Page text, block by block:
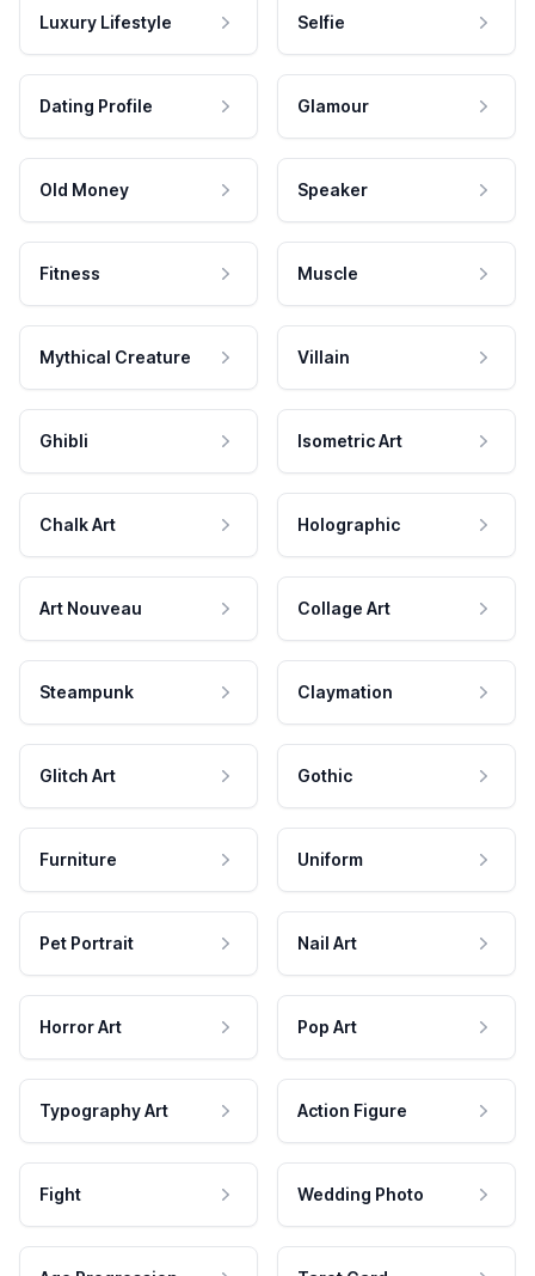
Luxury Lifestyle Selfie
Dating Profile Glamour
Old Money Speaker
Fitness Muscle
Mythical Creature Villain
Ghibli Isometric Art
Chalk Art Holographic
Art Nouveau Collage Art
Steampunk Claymation
Glitch Art Gothic
Furniture Uniform
Pet Portrait Nail Art
Horror Art Pop Art
Typography Art Action Figure
Fight Wedding Photo